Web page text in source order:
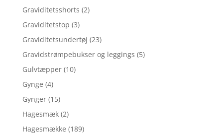
Graviditetsshorts (2)
Graviditetstop (3)
Graviditetsundertøj (23)
Gravidstrømpebukser og leggings (5)
Gulvtæpper (10)
Gynge (4)
Gynger (15)
Hagesmæk (2)
Hagesmække (189)